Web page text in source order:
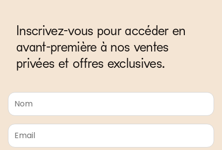
Inscrivez-vous pour accéder en
avant-première à nos ventes
privées et offres exclusives.